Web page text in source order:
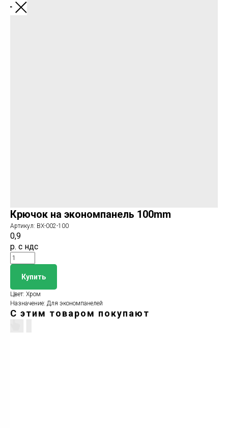
Назад
Крючок на экономпанель 100mm
Артикул: BX-002-100
0,9
р. с ндс
Купить
Цвет: Хром
Назначение: Для экономпанелей
С этим товаром покупают